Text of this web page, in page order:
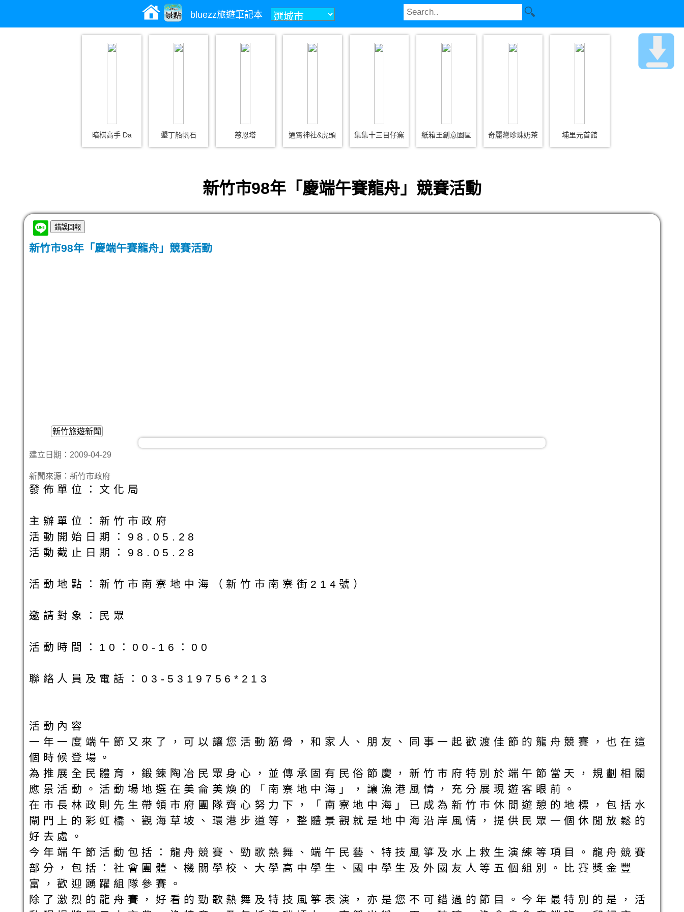
bluezz旅遊筆記本
暗棋高手 Da 墾丁船帆石 慈恩塔 通霄神社&虎頭 集集十三目仔窯 紙箱王創意園區 奇麗灣珍珠奶茶 埔里元首館
新竹市98年「慶端午賽龍舟」競賽活動
新竹市98年「慶端午賽龍舟」競賽活動
新竹旅遊新聞
建立日期：2009-04-29
新聞來源：新竹市政府
發佈單位：文化局
主辦單位：新竹市政府
活動開始日期：98.05.28
活動截止日期：98.05.28
活動地點：新竹市南寮地中海（新竹市南寮街214號）
邀請對象：民眾
活動時間：10：00-16：00
聯絡人員及電話：03-5319756*213
活動內容
一年一度端午節又來了，可以讓您活動筋骨，和家人、朋友、同事一起歡渡佳節的龍舟競賽，也在這
個時候登場。
為推展全民體育，鍛鍊陶冶民眾身心，並傳承固有民俗節慶，新竹市府特別於端午節當天，規劃相關
應景活動。活動場地選在美侖美煥的「南寮地中海」，讓漁港風情，充分展現遊客眼前。
在市長林政則先生帶領市府團隊齊心努力下，「南寮地中海」已成為新竹市休閒遊憩的地標，包括水
閘門上的彩虹橋、觀海草坡、環港步道等，整體景觀就是地中海沿岸風情，提供民眾一個休閒放鬆的
好去處。
今年端午節活動包括：龍舟競賽、勁歌熱舞、端午民藝、特技風箏及水上救生演練等項目。龍舟競賽
部分，包括：社會團體、機關學校、大學高中學生、國中學生及外國友人等五個組別。比賽獎金豐
富，歡迎踴躍組隊參賽。
除了激烈的龍舟賽，好看的勁歌熱舞及特技風箏表演，亦是您不可錯過的節目。今年最特別的是，活